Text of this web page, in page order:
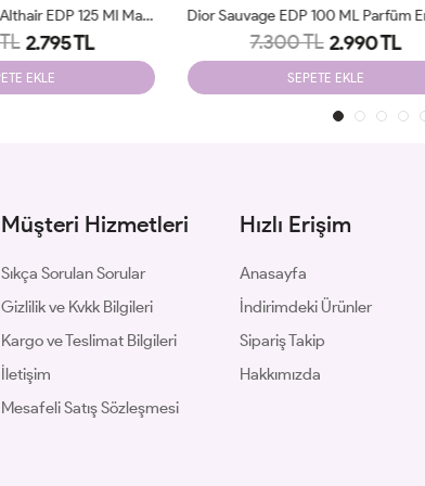
Parfums De Marly Althair EDP 125 Ml Man JLT Dior Sauvage EDP 100 ML Parfüm Erkek JLT
2.990 TL
Müşteri Hizmetleri
Sıkça Sorulan Sorular
Gizlilik ve Kvkk Bilgileri
Kargo ve Teslimat Bilgileri
İletişim
Mesafeli Satış Sözleşmesi
Hızlı Erişim
Anasayfa
İndirimdeki Ürünler
Sipariş Takip
Hakkımızda